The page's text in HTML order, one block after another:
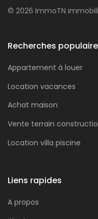
© 2026 ImmoTN
Recherches
Appartement à louer
Location vacances
Achat maison
Vente terrain
Location villa piscine
Liens rapides
A propos